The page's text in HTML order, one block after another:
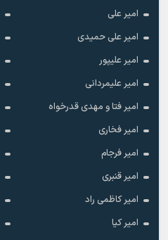
امیر علی
امیر علی حمیدی
امیر علیپور
امیر علیمردانی
امیر فتا و مهدی قدرخواه
امیر فخاری
امیر فرجام
امیر قنبری
امیر کاظمی راد
امیر کیا